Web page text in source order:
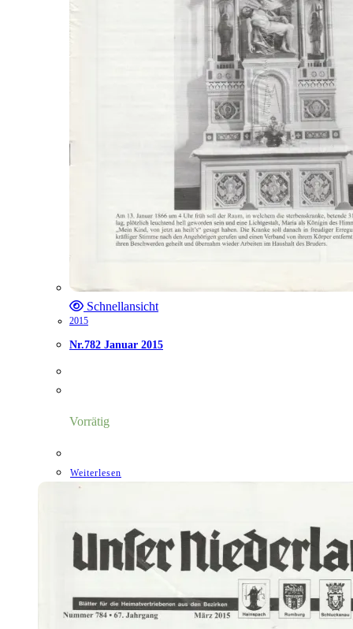
Schnellansicht
2015
Nr.782 Januar 2015
Vorrätig
Weiterlesen